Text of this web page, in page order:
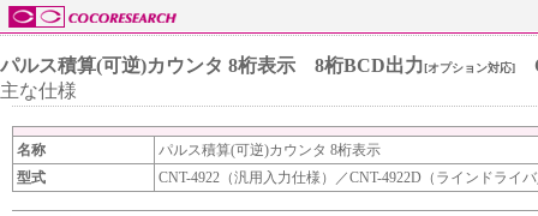
パルス積算(可逆)カウンタ 8桁表示 8桁BCD出力[オプション対応]
主な仕様
名称
パルス積算(可逆)カウンタ 8桁表示
型式
CNT-4922（汎用入力仕様）／CNT-4922D（ラインドライバ